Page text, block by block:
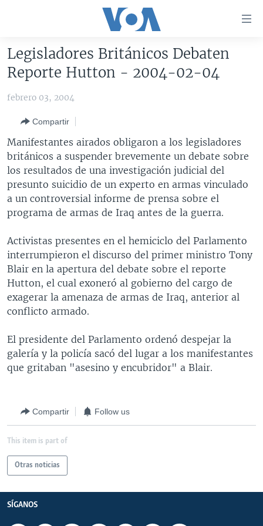
accesibilidad
contenido
Salte
navegador
principal
Salte
búsqueda
AMÉRICA DEL NORTE
EEUU
MÉXICO
HAITÍ
ELECCIONES EEUU 2024
ELECCIONES EEUU
VOTO DIVIDIDO
VOA VERIFICA
VOA VERIFICA UCRANIA/RUSIA
VOA VERIFICA INMIGRACIÓN
VOA VERIFICA AMÉRICA LATINA
AMÉRICA LATINA
ARGENTINA
BOLIVIA
COLOMBIA
CHILE
ECUADOR
VENEZUELA
BRASIL
CHINA EN AMÉRICA LATINA
CENTROAMÉRICA
COSTA RICA
EL SALVADOR
HONDURAS
NICARAGUA
OTRAS SECCIONES
INMIGRACIÓN
MUNDO
ECONOMÍA
ENTRETENIMIENTO Y CULTURA
TECNOLOGÍA
DEPORTES
CIENCIA Y SALUD
ESPECIALES DE LA VOA
UCRANIA
MULTIMEDIA
VIDEOS
FOTOGRAFÍA
AUDIOS
PROGRAMAS TV
EL MUNDO AL DÍA
FORO INTERAMERICANO
VISIÓN 360
RADIO
AVANCE INFORMATIVO
AUDIONOTICIAS
FORO [RADIO]
DEPORTIVO INTERNACIONAL
ENTRETENIMIENTO
DIRECT
DOCUMENTALES DE LA VOA
Idiomas
Legisladores Británicos Debaten
Reporte Hutton - 2004-02-04
febrero 03, 2004
Compartir
Manifestantes airados obligaron a los legisladores
británicos a suspender brevemente un debate sobre
los resultados de una investigación judicial del
presunto suicidio de un experto en armas vinculado
a un controversial informe de prensa sobre el
programa de armas de Iraq antes de la guerra.
Activistas presentes en el hemiciclo del Parlamento
interrumpieron el discurso del primer ministro Tony
Blair en la apertura del debate sobre el reporte
Hutton, el cual exoneró al gobierno del cargo de
exagerar la amenaza de armas de Iraq, anterior al
conflicto armado.
El presidente del Parlamento ordenó despejar la
galería y la policía sacó del lugar a los manifestantes
que gritaban "asesino y encubridor" a Blair.
Compartir Follow us
This item is part of
Otras noticias
SÍGANOS